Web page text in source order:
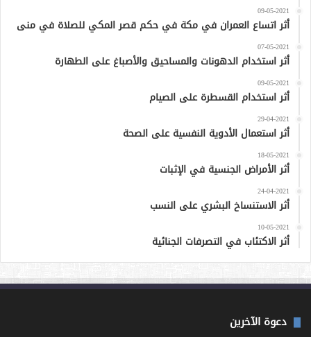
09-05-2021
أثر اتساع العمران في مكة في حكم قصر المكي للصلاة في منى
07-05-2021
أثر استخدام الدهونات والمساحيق والأصباغ على الطهارة
09-05-2021
أثر استخدام القسطرة على الصيام
29-04-2021
أثر استعمال الأدوية النفسية على الصحة
18-05-2021
أثر الأمراض الجنسية في الإثبات
24-04-2021
أثر الاستنساخ البشري على النسب
10-05-2021
أثر الاكتئاب في التصرفات الجنائية
دعوة الآخرين